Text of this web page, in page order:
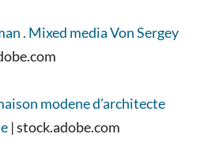
. Mixed media Von Sergey
modene d’architecte
| stock.adobe.com